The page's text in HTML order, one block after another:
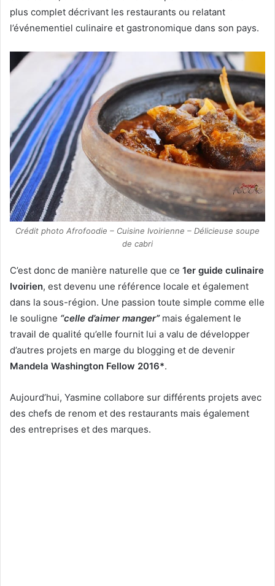
plus complet décrivant les restaurants ou relatant
l’événementiel culinaire et gastronomique dans son pays.
Crédit photo Afrofoodie – Cuisine Ivoirienne – Délicieuse soupe
de cabri
C’est donc de manière naturelle que ce 1er guide culinaire
Ivoirien, est devenu une référence locale et également
dans la sous-région. Une passion toute simple comme elle
le souligne “celle d’aimer manger”mais également le
travail de qualité qu’elle fournit lui a valu de développer
d’autres projets en marge du blogging et de devenir
Mandela Washington Fellow 2016*.
Aujourd’hui, Yasmine collabore sur différents projets avec
des chefs de renom et des restaurants mais également
des entreprises et des marques.